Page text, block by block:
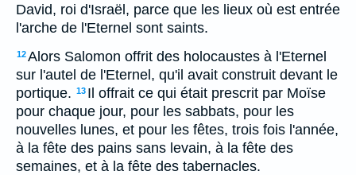
David, roi d'Israël, parce que les lieux où est entrée
l'arche de l'Eternel sont saints.
12Alors Salomon offrit des holocaustes à l'Eternel
sur l'autel de l'Eternel, qu'il avait construit devant le
portique. 13 Il offrait ce qui était prescrit par Moïse
pour chaque jour, pour les sabbats, pour les
nouvelles lunes, et pour les fêtes, trois fois l'année,
à la fête des pains sans levain, à la fête des
semaines, et à la fête des tabernacles.